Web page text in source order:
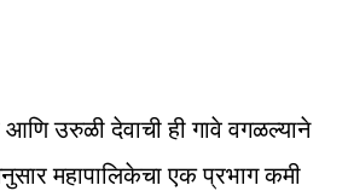
उरुळी देवाची ही गावे वगळल्याने
महापालिकेचा एक प्रभाग कमी